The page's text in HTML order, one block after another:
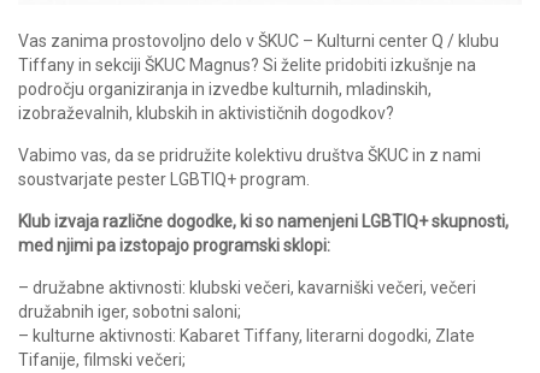
Vas zanima prostovoljno delo v ŠKUC – Kulturni center Q / klubu
Tiffany in sekciji ŠKUC Magnus? Si želite pridobiti izkušnje na
področju organiziranja in izvedbe kulturnih, mladinskih,
izobraževalnih, klubskih in aktivističnih dogodkov?
Vabimo vas, da se pridružite kolektivu društva ŠKUC in z nami
soustvarjate pester LGBTIQ+ program.
Klub izvaja različne dogodke, ki so namenjeni LGBTIQ+ skupnosti,
med njimi pa izstopajo programski sklopi:
– družabne aktivnosti: klubski večeri, kavarniški večeri, večeri
družabnih iger, sobotni saloni;
– kulturne aktivnosti: Kabaret Tiffany, literarni dogodki, Zlate
Tifanije, filmski večeri;